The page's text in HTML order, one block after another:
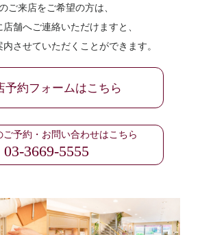
ご来店をご希望の方は、
舗へご連絡いただけますと、
させていただくことができます。
予約フォームはこちら
ご予約・お問い合わせはこちら
03-3669-5555